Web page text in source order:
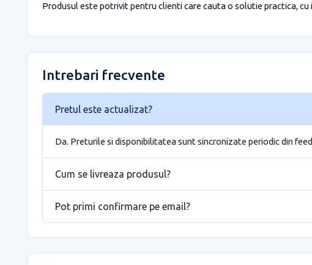
Produsul este potrivit pentru clienti care cauta o solutie practica,
Intrebari frecvente
Pretul este actualizat?
Da. Preturile si disponibilitatea sunt sincronizate periodic din
Cum se livreaza produsul?
Pot primi confirmare pe email?